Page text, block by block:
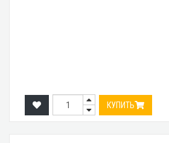
КУПИТЬ